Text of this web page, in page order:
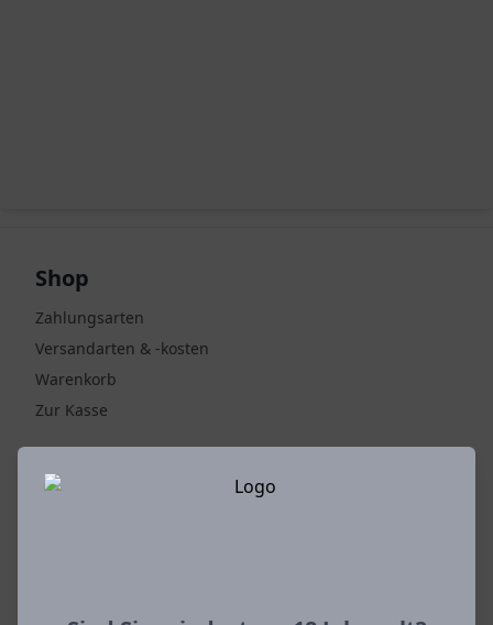
Shop
Zahlungsarten
Versandarten & -kosten
Warenkorb
Zur Kasse